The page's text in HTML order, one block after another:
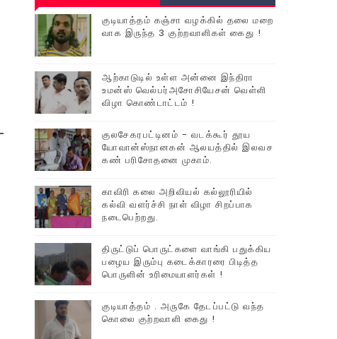
குடியாத்தம் கஞ்சா வழக்கில் தலை மறை
வாக இருந்த 3 குற்றவாளிகள் கைது !
ஆற்காடுடில் உள்ள அன்னை இந்திரா
உமன்ஸ் வெல்பர்அசோசியேசன் வெள்ளி
விழா கொண்டாட்டம் !
குலசேகரபட்டினம் - வடக்கூர் தூய
யோவான்ஸ்நானகன் ஆலயத்தில் இலவச
கண் பரிசோதனை முகாம்.
காவிரி கலை அறிவியல் கல்லூரியில்
கல்வி வளர்ச்சி நாள் விழா சிறப்பாக
நடைபெற்றது.
திருட்டுப் பொருட்களை வாங்கி பதுக்கிய
பழைய இரும்பு கடைக்காரரை பிடித்த
பொருளின் உரிமையாளர்கள் !
குடியாத்தம் . அருகே தேடப்பட்டு வந்த
கொலை குற்றவாளி கைது !